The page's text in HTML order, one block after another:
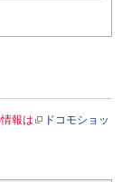
報は
ドコモショッ